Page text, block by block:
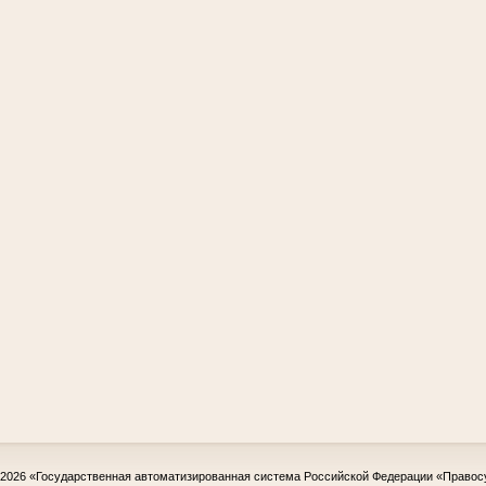
«Государственная автоматизированная система Российской Федерации